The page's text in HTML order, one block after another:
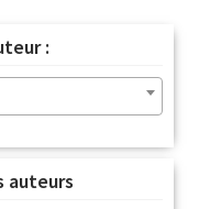
:
auteurs